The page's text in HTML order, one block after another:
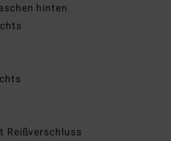
hinten
Reißverschluss